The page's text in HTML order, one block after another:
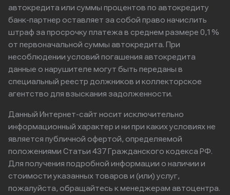
автокредита или суммы процентов по автокредиту
банк-партнер оставляет за собой право начислить
штраф за просрочку платежа в среднем размере 0,1%
от первоначальной суммы автокредита. При
несоблюдении условий погашения автокредита
данные о нарушителе могут быть переданы в
специальный реестр должников и коллекторское
агентство для взыскания задолженности.
Данный Интернет-сайт носит исключительно
информационный характер и ни при каких условиях не
является публичной офертой, определяемой
положениями Статьи 437 Гражданского кодекса РФ.
Для получения подробной информации о наличии и
стоимости указанных товаров и (или) услуг,
пожалуйста, обращайтесь к менеджерам автоцентра.